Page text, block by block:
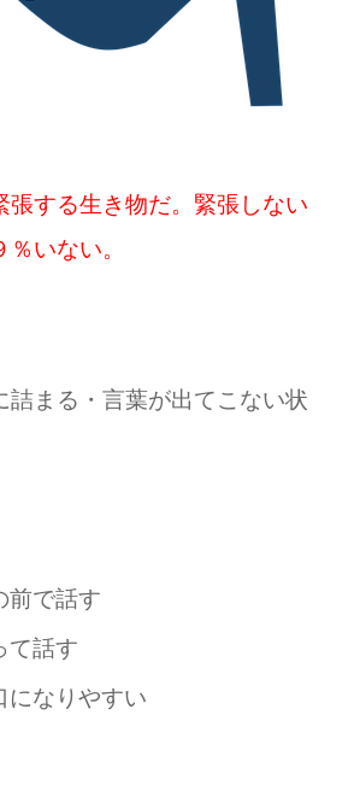
張する生き物だ。緊張しない
いない。
詰まる・言葉が出てこない状
前で話す
て話す
になりやすい